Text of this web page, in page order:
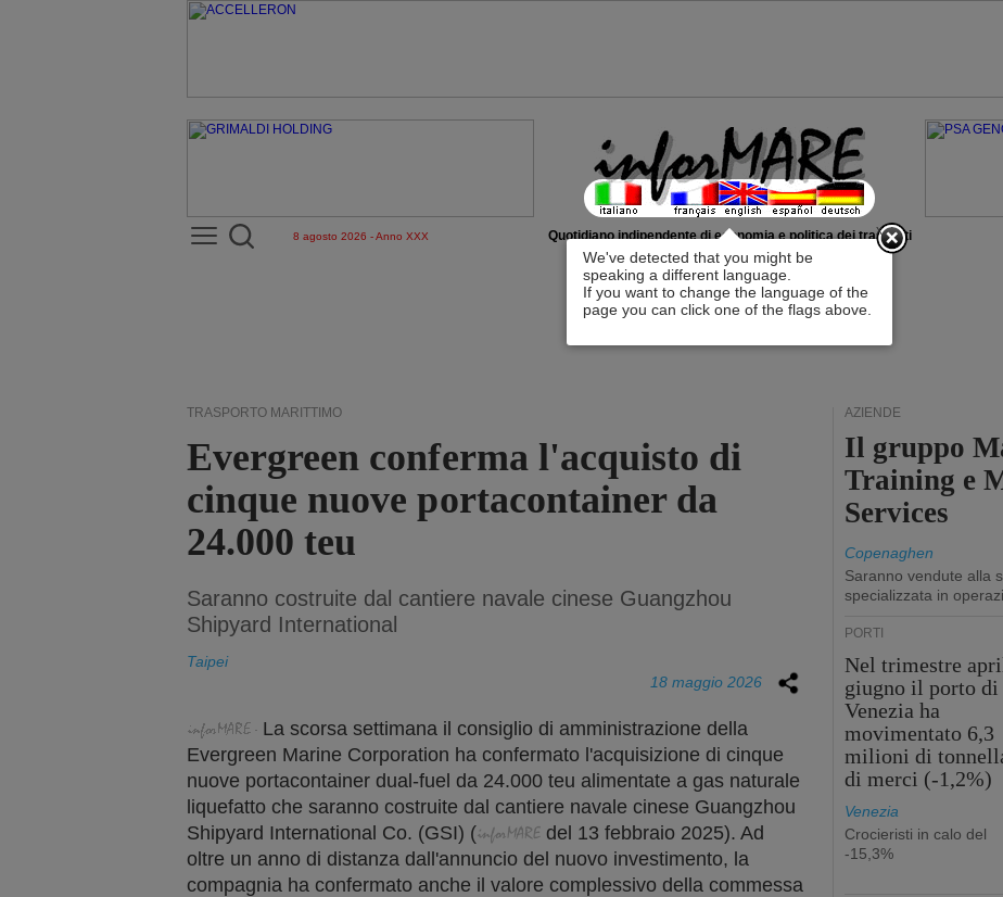
We've detected that you might be
speaking a different language.
If you want to change the language of the
page you can click one of the flags above.
x
8 agosto 2026 - Anno XXX Quotidiano indipendente di economia e politica dei trasporti
TRASPORTO MARITTIMO
Evergreen conferma l'acquisto di
cinque nuove portacontainer da
24.000 teu
Saranno costruite dal cantiere navale cinese Guangzhou
Shipyard International
Taipei
18 maggio 2026
La scorsa settimana il consiglio di amministrazione della
Evergreen Marine Corporation ha confermato l'acquisizione di cinque
nuove portacontainer dual-fuel da 24.000 teu alimentate a gas naturale
liquefatto che saranno costruite dal cantiere navale cinese Guangzhou
Shipyard International Co. (GSI) ( del 13 febbraio 2025). Ad
oltre un anno di distanza dall'annuncio del nuovo investimento, la
compagnia ha confermato anche il valore complessivo della commessa
AZIENDE
Il gruppo
Training e
Services
Copenaghen
Saranno vendute alla
specializzata in
PORTI
Nel trimestre
giugno il porto di
Venezia ha
movimentato 6,3
milioni di
di merci (-1,2%)
Venezia
Crocieristi in calo del
-15,3%